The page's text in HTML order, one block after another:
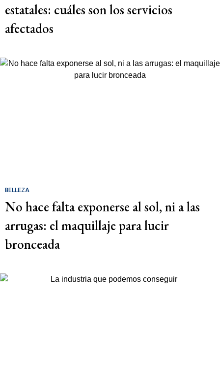
estatales: cuáles son los servicios
afectados
BELLEZA
No hace falta exponerse al sol, ni a las
arrugas: el maquillaje para lucir
bronceada